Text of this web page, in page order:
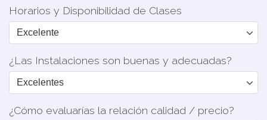
Horarios y Disponibilidad de Clases
¿Las Instalaciones son buenas y adecuadas?
¿Cómo evaluarías la relación calidad / precio?